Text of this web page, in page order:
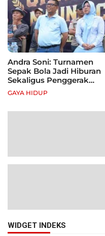
Andra Soni: Turnamen
Sepak Bola Jadi Hiburan
Sekaligus Penggerak
Ekonomi Rakyat
GAYA HIDUP
WIDGET INDEKS